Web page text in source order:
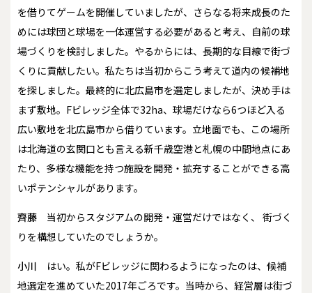
を借りてゲームを開催していましたが、さらなる将来成長のた
めには球団と球場を一体運営する必要があると考え、自前の球
場づくりを検討しました。やるからには、長期的な目線で街づ
くりに貢献したい――。私たちは当初からこう考えて道内の候補地
を探しました。最終的に北広島市を選定しましたが、決め手は
まず敷地。Fビレッジ全体で32ha、球場だけなら6つほど入る
広い敷地を北広島市から借りています。立地面でも、この場所
は北海道の玄関口とも言える新千歳空港と札幌の中間地点にあ
たり、多様な機能を持つ施設を開発・拡充することができる高
いポテンシャルがあります。
齊藤
当初からスタジアムの開発・運営だけではなく、 街づく
りを構想していたのでしょうか。
小川
はい。私がFビレッジに関わるようになったのは、候補
地選定を進めていた2017年ごろです。当時から、経営層は街づ